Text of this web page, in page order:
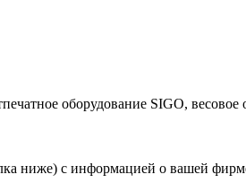
оборудование SIGO, весовое
ниже) с информацией о вашей